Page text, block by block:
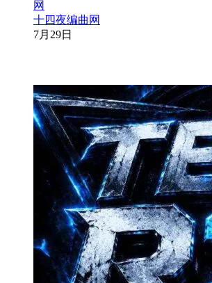
十四夜编曲网
7月29日